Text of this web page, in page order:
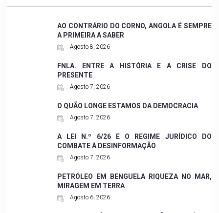
AO CONTRÁRIO DO CORNO, ANGOLA É SEMPRE
A PRIMEIRA A SABER
Agosto 8, 2026
FNLA. ENTRE A HISTÓRIA E A CRISE DO
PRESENTE
Agosto 7, 2026
O QUÃO LONGE ESTAMOS DA DEMOCRACIA
Agosto 7, 2026
A LEI N.º 6/26 E O REGIME JURÍDICO DO
COMBATE À DESINFORMAÇÃO
Agosto 7, 2026
PETRÓLEO EM BENGUELA RIQUEZA NO MAR,
MIRAGEM EM TERRA
Agosto 6, 2026